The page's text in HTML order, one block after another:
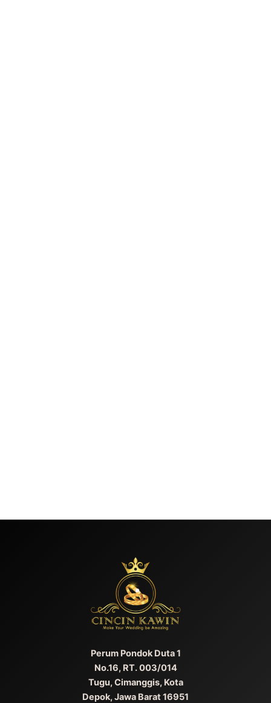
Perum Pondok Duta 1
No.16, RT. 003/014
Tugu, Cimanggis, Kota
Depok, Jawa Barat 16951